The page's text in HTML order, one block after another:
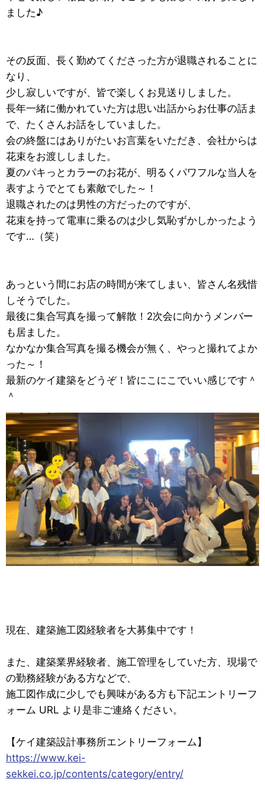
ました♪
その反面、長く勤めてくださった方が退職されることに
なり、
少し寂しいですが、皆で楽しくお見送りしました。
長年一緒に働かれていた方は思い出話からお仕事の話ま
で、たくさんお話をしていました。
会の終盤にはありがたいお言葉をいただき、会社からは
花束をお渡ししました。
夏のパキっとカラーのお花が、明るくパワフルな当人を
表すようでとても素敵でした～！
退職されたのは男性の方だったのですが、
花束を持って電車に乗るのは少し気恥ずかしかったよう
です…（笑）
あっという間にお店の時間が来てしまい、皆さん名残惜
しそうでした。
最後に集合写真を撮って解散！2次会に向かうメンバー
も居ました。
なかなか集合写真を撮る機会が無く、やっと撮れてよか
った～！
最新のケイ建築をどうぞ！皆にこにこでいい感じです＾
＾
現在、建築施工図経験者を大募集中です！
また、建築業界経験者、施工管理をしていた方、現場で
の勤務経験がある方などで、
施工図作成に少しでも興味がある方も下記エントリーフ
ォーム URL より是非ご連絡ください。
【ケイ建築設計事務所エントリーフォーム】
https://www.kei-
sekkei.co.jp/contents/category/entry/